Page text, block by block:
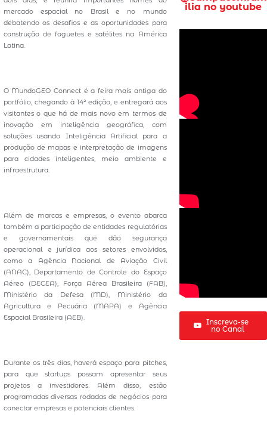
mercado espacial no Brasil e no mundo
debatendo os desafios e as oportunidades para
construção de foguetes e satélites na América
Latina.
O MundoGEO Connect é a feira mais antiga do
portfólio, chegando à 14ª edição, e entregará aos
visitantes o que há de mais novo em termos de
inovação em inteligência geográfica, com
soluções usando Inteligência Artificial para a
produção de mapas e interpretação de imagens
para cidades inteligentes, meio ambiente e
infraestrutura.
Além de marcas e empresas, o evento abarca
também a participação de entidades regulatórias
e governamentais que dão segurança
operacional e jurídica aos setores envolvidos,
como a Agência Nacional de Aviação Civil
(ANAC), Departamento de Controle do Espaço
Aéreo (DECEA), Força Aérea Brasileira (FAB),
Ministério da Defesa (MD), Ministério da
Agricultura e Pecuária (MAPA) e Agência
Espacial Brasileira (AEB).
Durante os três dias, haverá espaço para pitches,
para que startups possam apresentar seus
projetos a investidores. Além disso, estão
programadas diversas rodadas de negócios para
conectar empresas e potenciais clientes.
ilia no youtube
Inscreva-se
no Canal